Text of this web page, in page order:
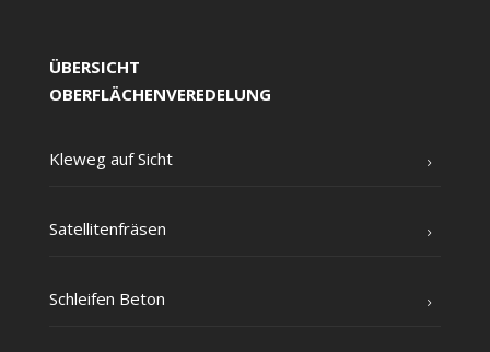
ÜBERSICHT
OBERFLÄCHENVEREDELUNG
Kle­weg auf Sicht
Satel­li­ten­frä­sen
Schlei­fen Beton